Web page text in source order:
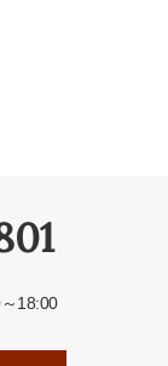
18:00